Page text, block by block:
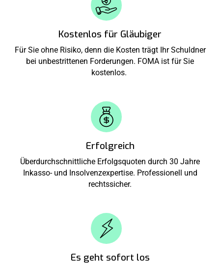
Kostenlos für Gläubiger
Für Sie ohne Risiko, denn die Kosten trägt Ihr Schuldner
bei unbestrittenen Forderungen. FOMA ist für Sie
kostenlos.
Erfolgreich
Überdurchschnittliche Erfolgsquoten durch 30 Jahre
Inkasso- und Insolvenzexpertise. Professionell und
rechtssicher.
Es geht sofort los